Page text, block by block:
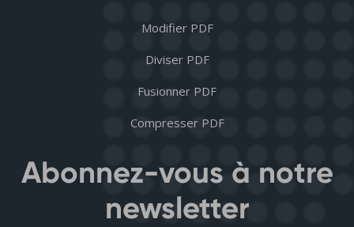
Modifier PDF
Diviser PDF
Fusionner PDF
Compresser PDF
Abonnez-vous à notre
newsletter